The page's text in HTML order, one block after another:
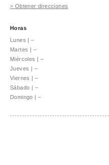
> Obtener direcciones
Horas
Lunes | –
Martes | –
Miércoles | –
Jueves | –
Viernes | –
Sábado | –
Domingo | –